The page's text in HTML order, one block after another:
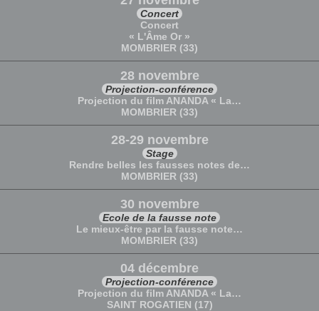
Concert
Concert
« L'Âme Or »
MOMBRIER (33)
28 novembre
Projection-conférence
Projection du film ANANDA « La…
MOMBRIER (33)
28-29 novembre
Stage
Rendre belles les fausses notes de…
MOMBRIER (33)
30 novembre
Ecole de la fausse note
Le mieux-être par la fausse note…
MOMBRIER (33)
04 décembre
Projection-conférence
Projection du film ANANDA « La…
SAINT ROGATIEN (17)